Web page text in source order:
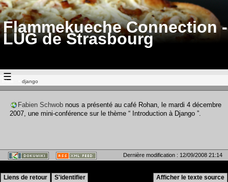
Flammekueche Connection -
LUG de Strasbourg
☰
Piste : django
Fabien Schwob nous a présenté au café Rohan, le mardi 4 décembre
2007, une mini-conférence sur le thème “ Introduction à Django ”.
Dernière modification : 12/09/2008 21:14
Liens de retour S'identifier Afficher le texte source